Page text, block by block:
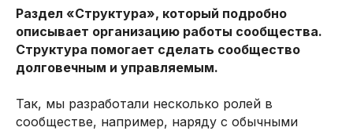
Раздел «Структура», который подробно
описывает организацию работы сообщества.
Структура помогает сделать сообщество
долговечным и управляемым.
Так, мы разработали несколько ролей в
сообществе, например, наряду с обычными
компании, адля бизнеса станут
проводниками корпоративной
культуры, ценностейи важным
элементом для продуктивной
коммуникации с людьми.